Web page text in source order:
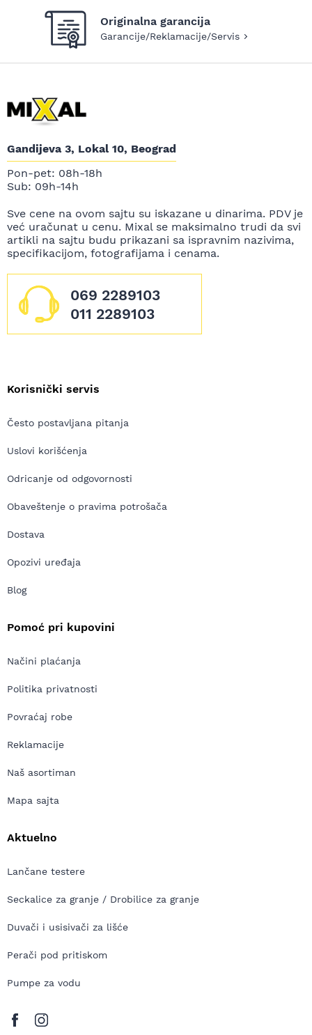
Originalna garancija
Garancije/Reklamacije/Servis
Gandijeva 3, Lokal 10, Beograd
Pon-pet: 08h-18h
Sub: 09h-14h
Sve cene na ovom sajtu su iskazane u dinarima. PDV je
već uračunat u cenu. Mixal se maksimalno trudi da svi
artikli na sajtu budu prikazani sa ispravnim nazivima,
specifikacijom, fotografijama i cenama.
069 2289103
011 2289103
Korisnički servis
Često postavljana pitanja
Uslovi korišćenja
Odricanje od odgovornosti
Obaveštenje o pravima potrošača
Dostava
Opozivi uređaja
Blog
Pomoć pri kupovini
Načini plaćanja
Politika privatnosti
Povraćaj robe
Reklamacije
Naš asortiman
Mapa sajta
Aktuelno
Lančane testere
Seckalice za granje / Drobilice za granje
Duvači i usisivači za lišće
Perači pod pritiskom
Pumpe za vodu